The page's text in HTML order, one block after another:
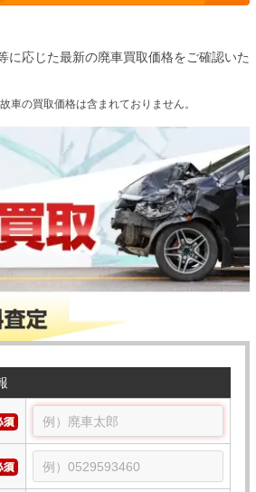
に応じた最新の廃車買取価格をご確認いた
の買取価格は含まれておりません。